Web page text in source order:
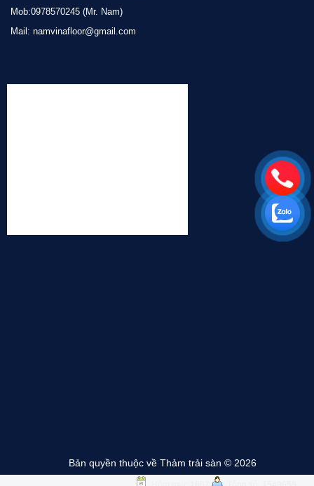
Mob:0978570245 (Mr. Nam)
Mail: namvinafloor@gmail.com
Bản quyền thuộc về Thảm trải sàn © 2026